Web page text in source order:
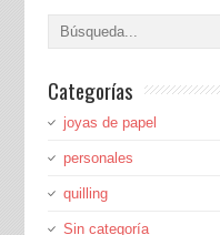
Categorías
joyas de papel
personales
quilling
Sin categoría